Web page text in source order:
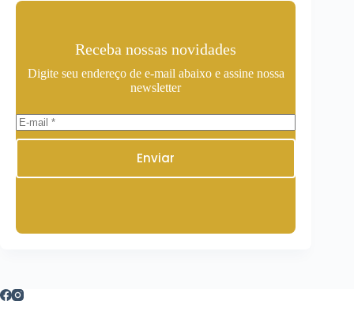
Receba nossas novidades
Digite seu endereço de e-mail abaixo e assine nossa
newsletter
Enviar